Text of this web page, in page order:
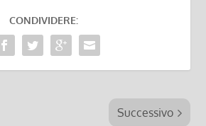
CONDIVIDERE:
Successivo